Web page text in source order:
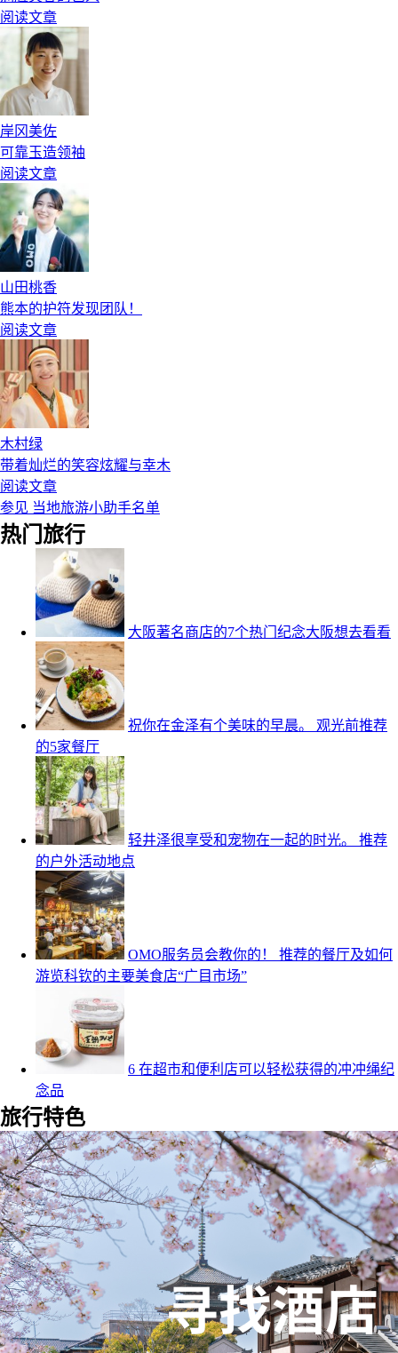
阅读文章
岸冈美佐
可靠玉造领袖
阅读文章
山田桃香
熊本的护符发现团队！
阅读文章
木村绿
带着灿烂的笑容炫耀与幸木
阅读文章
参见 当地旅游小助手名单
热门旅行
大阪著名商店的7个热门纪念大阪想去看看
祝你在金泽有个美味的早晨。 观光前推荐
的5家餐厅
轻井泽很享受和宠物在一起的时光。 推荐
的户外活动地点
OMO服务员会教你的！ 推荐的餐厅及如何
游览科钦的主要美食店“广目市场”
6 在超市和便利店可以轻松获得的冲冲绳纪
念品
旅行特色